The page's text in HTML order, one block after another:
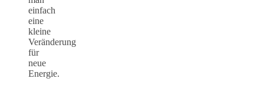
einfach
eine
kleine
Veränderung
für
neue
Energie.